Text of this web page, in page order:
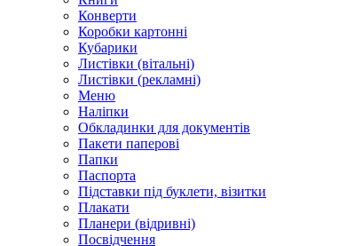
Конверти
Коробки картонні
Кубарики
Листівки (вітальні)
Листівки (рекламні)
Меню
Наліпки
Обкладинки для документів
Пакети паперові
Папки
Паспорта
Підставки під буклети, візитки
Плакати
Планери (відривні)
Посвідчення